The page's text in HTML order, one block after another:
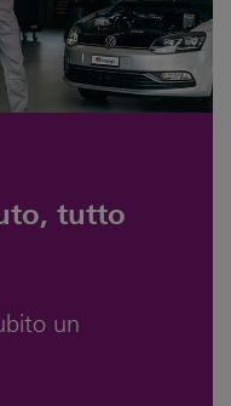
tutto
un